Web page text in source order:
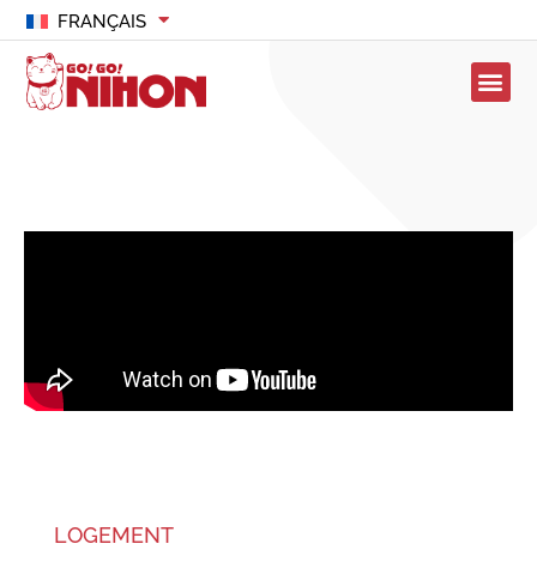
FRANÇAIS
LOGEMENT